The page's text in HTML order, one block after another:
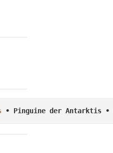
• Pinguine der Antarktis •